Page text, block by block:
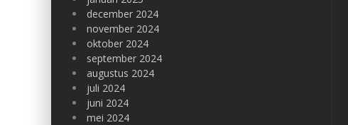
december 2024
november 2024
oktober 2024
september 2024
augustus 2024
juli 2024
juni 2024
mei 2024